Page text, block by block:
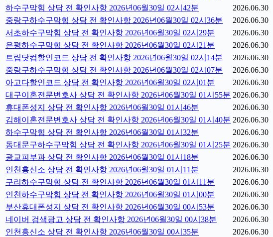
하수구막힘 상담 전 확인사항 2026년06월30일 02시42분
2026.06.30
중랑구하수구막힘 상담 전 확인사항 2026년06월30일 02시36분
2026.06.30
서초하수구막힘 상담 전 확인사항 2026년06월30일 02시29분
2026.06.30
은평하수구막힘 상담 전 확인사항 2026년06월30일 02시21분
2026.06.30
트립닷컴할인코드 상담 전 확인사항 2026년06월30일 02시14분
2026.06.30
중랑구하수구막힘 상담 전 확인사항 2026년06월30일 02시07분
2026.06.30
아고다할인코드 상담 전 확인사항 2026년06월30일 02시01분
2026.06.30
대구이혼전문변호사 상담 전 확인사항 2026년06월30일 01시55분 2026.06.30
휴대폰성지 상담 전 확인사항 2026년06월30일 01시46분
2026.06.30
김해이혼전문변호사 상담 전 확인사항 2026년06월30일 01시40분 2026.06.30
하수구막힘 상담 전 확인사항 2026년06월30일 01시32분
2026.06.30
동대문구하수구막힘 상담 전 확인사항 2026년06월30일 01시25분 2026.06.30
광교피부과 상담 전 확인사항 2026년06월30일 01시18분
2026.06.30
인천흥신소 상담 전 확인사항 2026년06월30일 01시11분
2026.06.30
구리하수구막힘 상담 전 확인사항 2026년06월30일 01시11분
2026.06.30
인천하수구막힘 상담 전 확인사항 2026년06월30일 01시00분
2026.06.30
부산휴대폰성지 상담 전 확인사항 2026년06월30일 00시53분
2026.06.30
네이버 검색광고 상담 전 확인사항 2026년06월30일 00시38분
2026.06.30
인천흥신소 상담 전 확인사항 2026년06월30일 00시35분
2026.06.30